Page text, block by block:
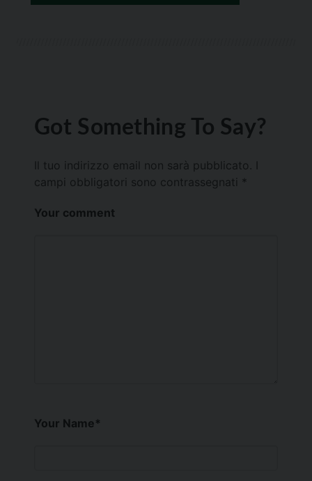
Got Something To Say?
Il tuo indirizzo email non sarà pubblicato.
campi obbligatori sono contrassegnati *
Your comment
Your Name*